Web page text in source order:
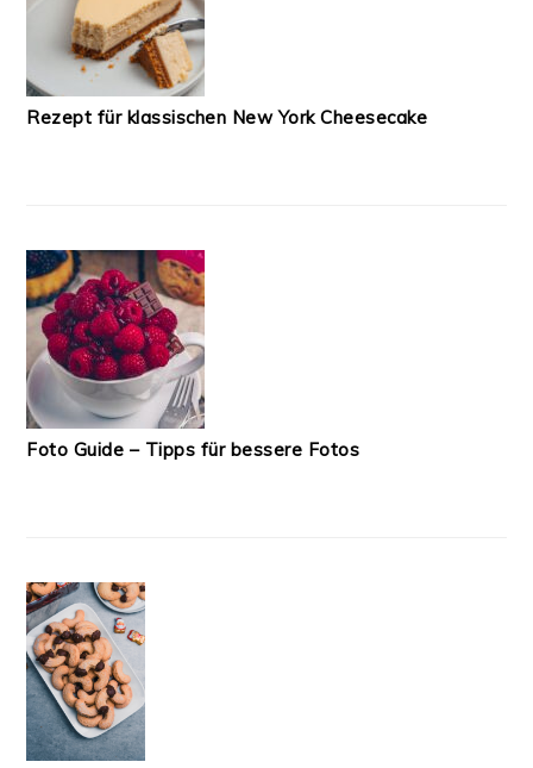
Rezept für klassischen New York Cheesecake
Foto Guide – Tipps für bessere Fotos